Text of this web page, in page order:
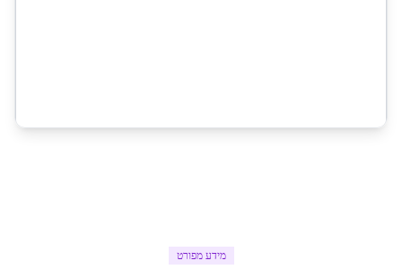
מידע מפורט